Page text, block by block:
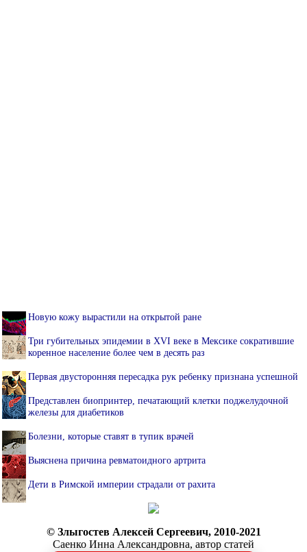
Новую кожу вырастили на открытой ране
Три губительных эпидемии в XVI веке в Мексике сократившие
коренное население более чем в десять раз
Первая двусторонняя пересадка рук ребенку признана успешной
Представлен биопринтер, печатающий клетки поджелудочной
железы для диабетиков
Болезни, которые ставят в тупик врачей
Выяснена причина ревматоидного артрита
Дети в Римской империи страдали от рахита
© Злыгостев Алексей Сергеевич, 2010-2021
Саенко Инна Александровна, автор статей